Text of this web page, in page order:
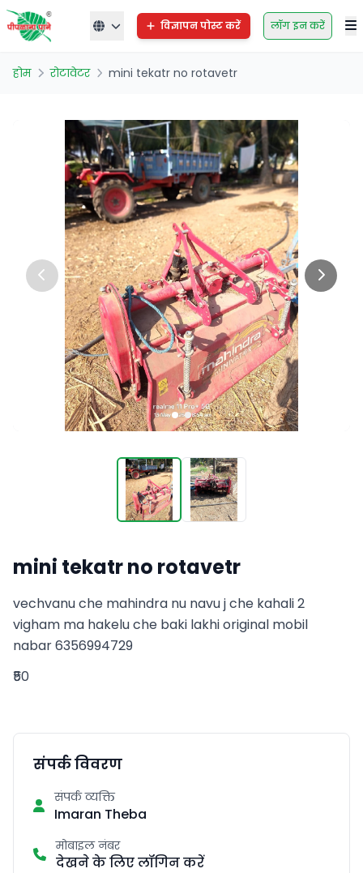
विज्ञापन पोस्ट करें लॉग इन करें
होम रोटावेटर mini tekatr no rotavetr
mini tekatr no rotavetr
vechvanu che mahindra nu navu j che kahali 2
vigham ma hakelu che baki lakhi original mobil
nabar 6356994729
₹50
संपर्क विवरण
संपर्क व्यक्ति
Imaran Theba
मोबाइल नंबर
देखने के लिए लॉगिन करें